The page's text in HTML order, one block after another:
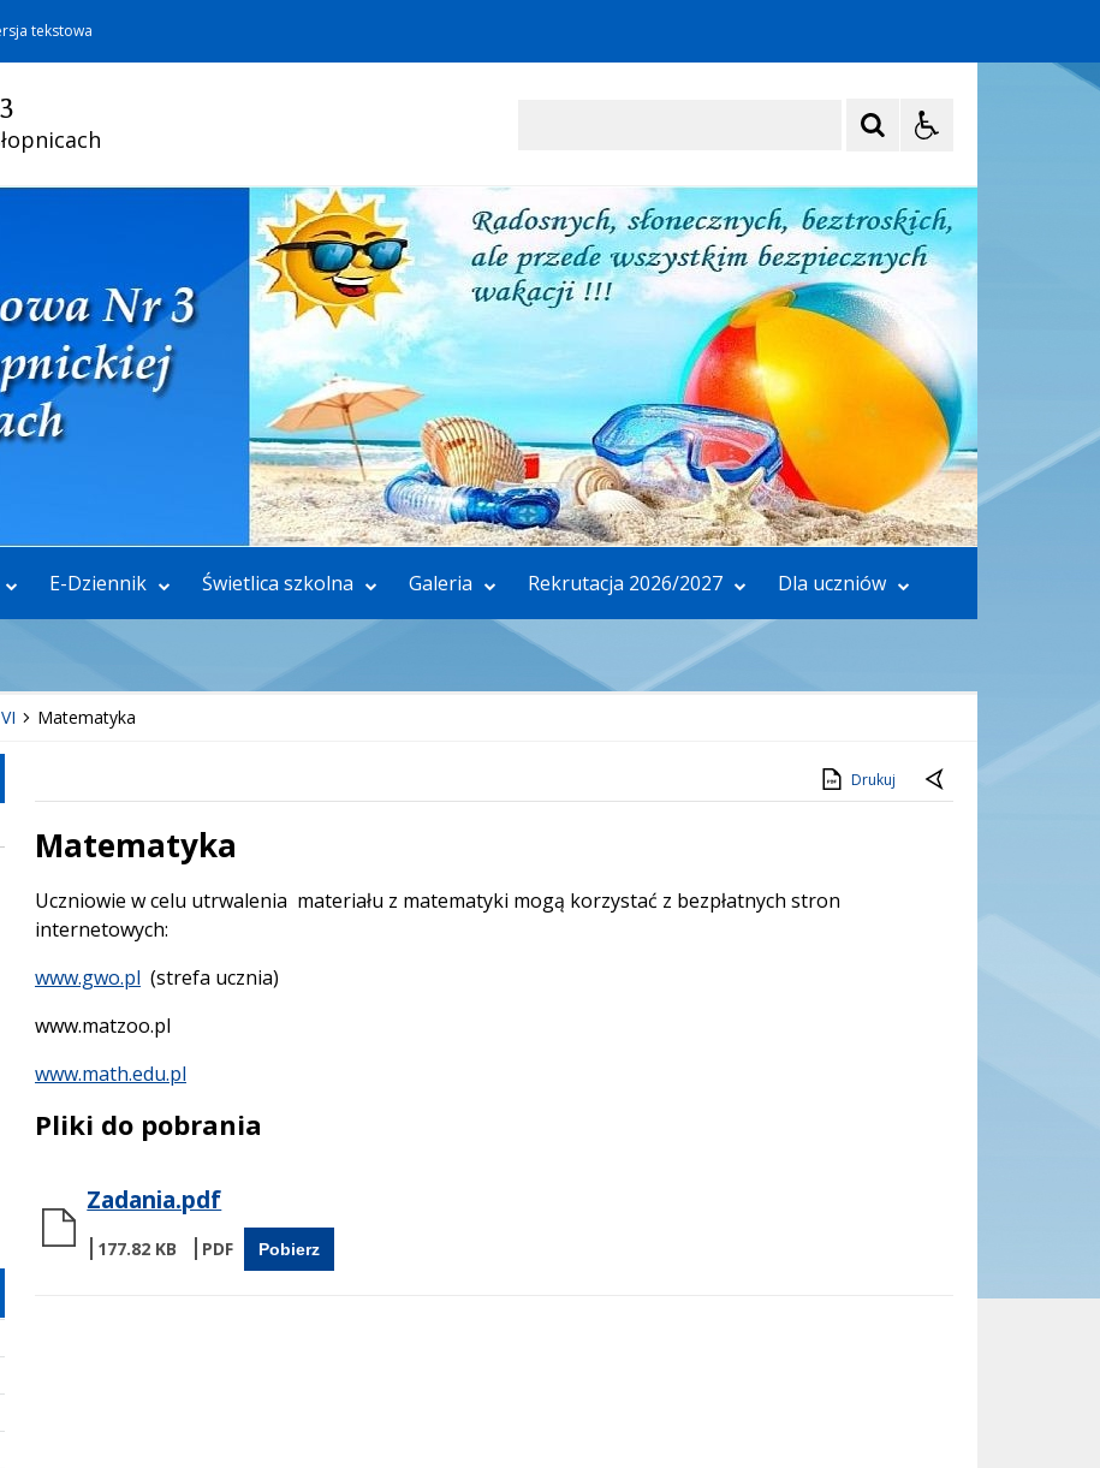
tekstowa
E-Dziennik Świetlica szkolna Galeria Rekrutacja 2026/2027 Dla uczniów
Matematyka
miesiąc
Drukuj
Matematyka
Treść
Uczniowie w celu utrwalenia materiału z matematyki mogą korzystać z bezpłatnych stron
internetowych:
www.gwo.pl (strefa ucznia)
www.matzoo.pl
www.math.edu.pl
Pliki do pobrania
Zadania.pdf
177.82 KB Pobierz